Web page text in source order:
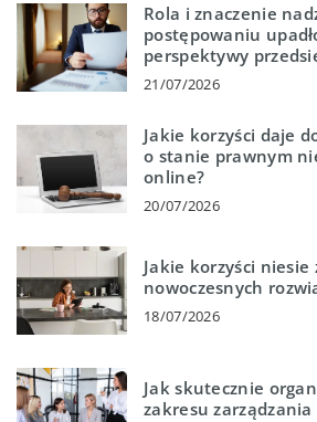
Rola i znaczenie
postępowaniu
perspektywy
21/07/2026
Jakie korzyści daje
o stanie prawnym
online?
20/07/2026
Jakie korzyści niesie
nowoczesnych
18/07/2026
Jak skutecznie
zakresu